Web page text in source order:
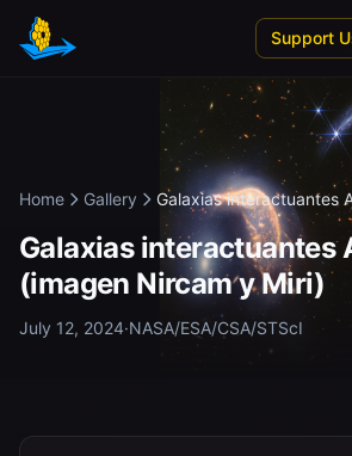
Skip to main content
Support
Home Gallery Galaxias interactuantes
Galaxias interactuantes
(imagen Nircam y Miri)
July 12, 2024·NASA/ESA/CSA/STScI